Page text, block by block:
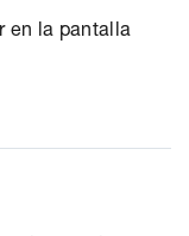
en la pantalla